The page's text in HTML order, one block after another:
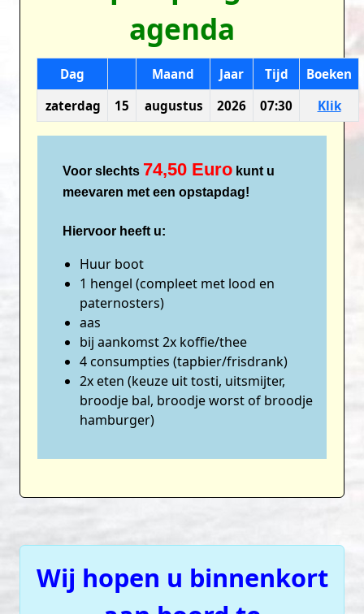
agenda
Dag Maand Jaar Tijd
Boeken
zaterdag
15 augustus 2026 07:30 Klik
Voor slechts 74,50 Euro kunt u
meevaren met een opstapdag!
Hiervoor heeft u:
Huur boot
1 hengel (compleet met lood en
paternosters)
aas
bij aankomst 2x koffie/thee
4 consumpties (tapbier/frisdrank)
2x eten (keuze uit tosti, uitsmijter,
broodje bal, broodje worst of broodje
hamburger)
Wij hopen u binnenkort